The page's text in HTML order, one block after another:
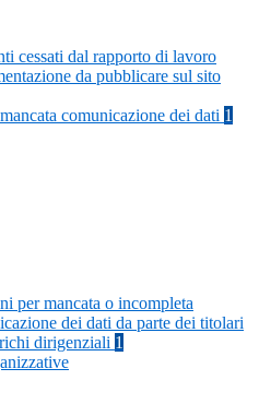
cessati dal rapporto di lavoro
da pubblicare sul sito
comunicazione dei dati 1
per mancata o incompleta
dei dati da parte dei titolari
dirigenziali 1